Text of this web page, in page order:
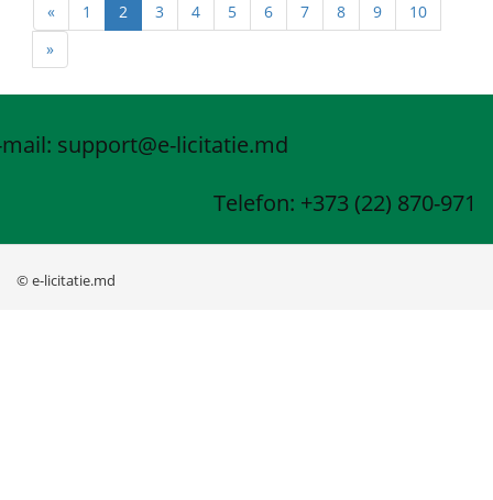
« 1 2 3 4 5 6 7 8 9
10
»
mail: support@e-licitatie.md
Telefon: +373 (22) 870-971
© e-licitatie.md